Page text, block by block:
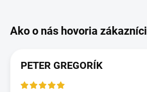
PETER GREGORÍK